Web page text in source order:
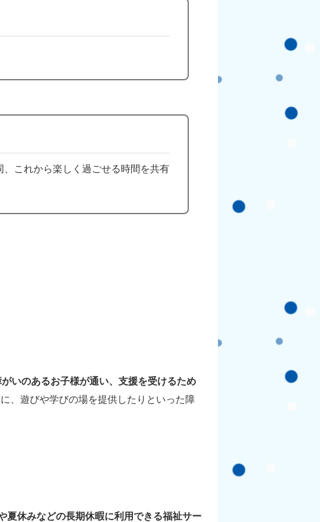
これから楽しく過ごせる時間を共有
いのあるお子様が通い、支援を受けるため
、遊びや学びの場を提供したりといった障
夏休みなどの長期休暇に利用できる福祉サー